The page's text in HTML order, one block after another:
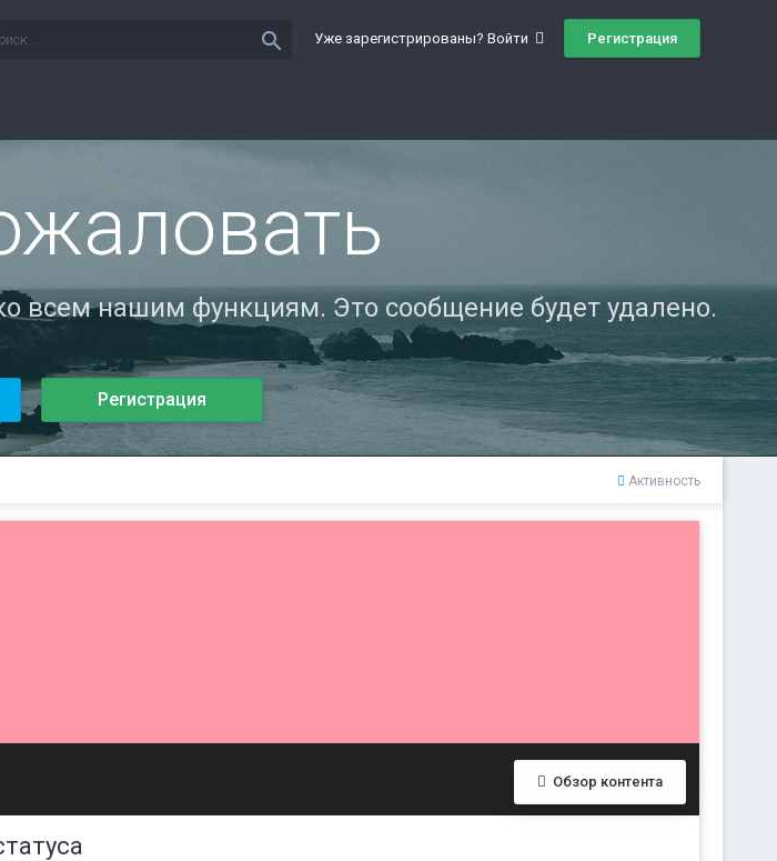
Уже зарегистрированы? Войти Регистрация
search
всем нашим функциям. Это сообщение будет удалено.
Регистрация
Активность
Обзор контента